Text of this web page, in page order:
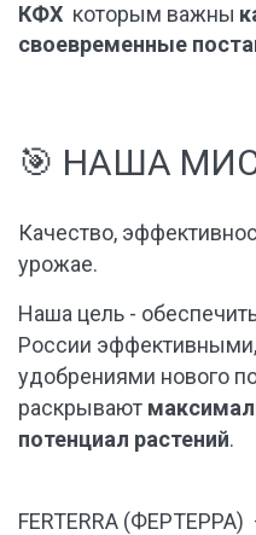
Продажа
объёмах с
ДЛЯ
КФХ которым важны
своевременные
🎯 НАША
Качество,
урожае.
Наша цель -
России
удобрениями нового
раскрывают
потенциал растений.
FERTERRA (ФЕРТЕРРА)